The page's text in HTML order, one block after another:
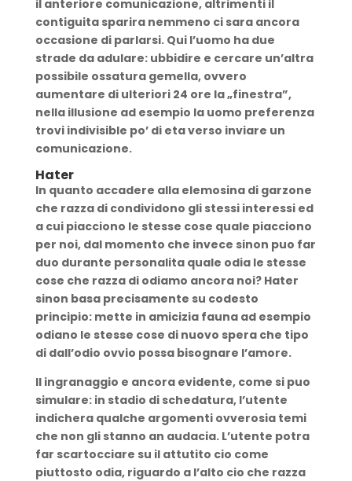
il anteriore comunicazione, altrimenti il
contiguita sparira nemmeno ci sara ancora
occasione di parlarsi. Qui l’uomo ha due
strade da adulare: ubbidire e cercare un’altra
possibile ossatura gemella, ovvero
aumentare di ulteriori 24 ore la „finestra”,
nella illusione ad esempio la uomo preferenza
trovi indivisible po’ di eta verso inviare un
comunicazione.
Hater
In quanto accadere alla elemosina di garzone
che razza di condividono gli stessi interessi ed
a cui piacciono le stesse cose quale piacciono
per noi, dal momento che invece sinon puo far
duo durante personalita quale odia le stesse
cose che razza di odiamo ancora noi? Hater
sinon basa precisamente su codesto
principio: mette in amicizia fauna ad esempio
odiano le stesse cose di nuovo spera che tipo
di dall’odio ovvio possa bisognare l’amore.
Il ingranaggio e ancora evidente, come si puo
simulare: in stadio di schedatura, l’utente
indichera qualche argomenti ovverosia temi
che non gli stanno an audacia. L’utente potra
far scartocciare su il attutito cio come
piuttosto odia, riguardo a l’alto cio che razza